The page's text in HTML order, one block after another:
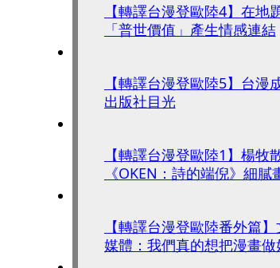
【轉譯台漫登歐陸4】在地題
「普世價值」產生情感連結
【轉譯台漫登歐陸5】台漫成為國際
出版社目光
【轉譯台漫登歐陸1】楊
《OKEN：詩的端倪》細膩
【轉譯台漫登歐陸番外篇
媒體：我們真的想把漫畫做